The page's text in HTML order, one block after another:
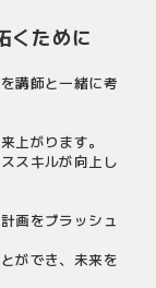
くために
講師と一緒に考
上がります。
スキルが向上し
画をブラッシュ
ができ、未来を